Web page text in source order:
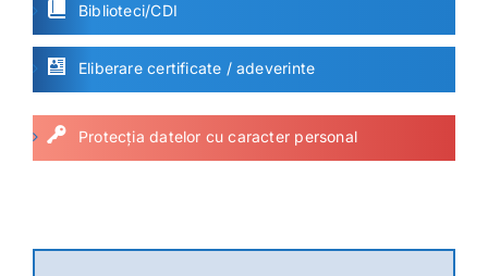
Biblioteci/CDI
Eliberare certificate / adeverinte
Protecția datelor cu caracter personal